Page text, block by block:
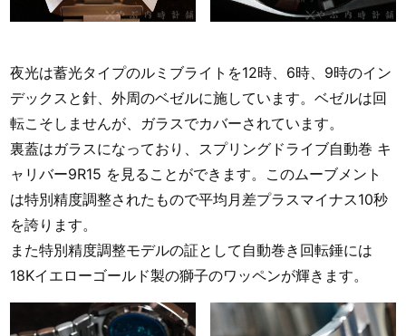
夜光は蓄光タイプのルミブライトを12時、6時、9時のイン
デックスと針、外周のベゼルに施しています。ベゼルは回
転こそしませんが、ガラスでカバーされています。
裏蓋はガラスになっており、スプリングドライブ自動巻 キ
ャリバー9R15 を見ることができます。このムーブメント
は特別精度調整されたもので平均月差プラスマイナス10秒
を誇ります。
また特別精度調整モデルの証として自動巻き回転錘には
18Kイエローゴールド製の獅子のワッペンが輝きます。